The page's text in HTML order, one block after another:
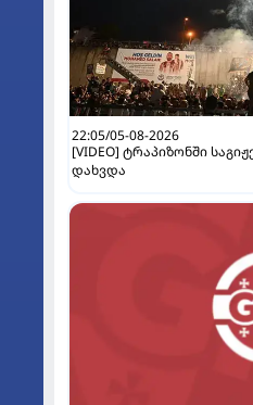
22:05/05-08-2026
[VIDEO] ტრაპიზონში
დახვდა